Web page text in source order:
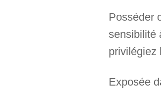
Posséder
sensibilité
privilégiez
Exposée